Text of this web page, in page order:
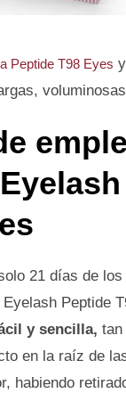
Peptide T98 Eyes
21 días de
Peptide
y sencilla, tan
en la raíz de
habiendo